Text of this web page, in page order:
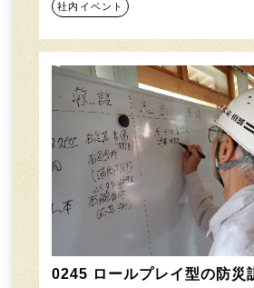
社内イベント
0245 ロールプレイ型の防災